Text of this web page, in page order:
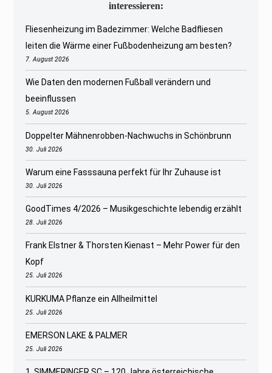
interessieren:
Fliesenheizung im Badezimmer: Welche Badfliesen
leiten die Wärme einer Fußbodenheizung am besten?
7. August 2026
Wie Daten den modernen Fußball verändern und
beeinflussen
5. August 2026
Doppelter Mähnenrobben-Nachwuchs in Schönbrunn
30. Juli 2026
Warum eine Fasssauna perfekt für Ihr Zuhause ist
30. Juli 2026
GoodTimes 4/2026 – Musikgeschichte lebendig erzählt
28. Juli 2026
Frank Elstner & Thorsten Kienast – Mehr Power für den
Kopf
25. Juli 2026
KURKUMA Pflanze ein Allheilmittel
25. Juli 2026
EMERSON LAKE & PALMER
25. Juli 2026